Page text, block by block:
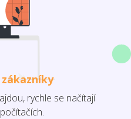
rychle se načítají